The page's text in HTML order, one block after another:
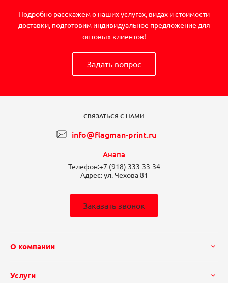
Подробно расскажем о наших услугах, видах и стоимости
доставки, подготовим индивидуальное предложение для
оптовых клиентов!
Задать вопрос
СВЯЗАТЬСЯ С НАМИ
info@flagman-print.ru
Анапа
Телефон:+7 (918) 333-33-34
Адрес:ул. Чехова 81
Заказать звонок
О компании
Услуги